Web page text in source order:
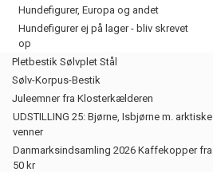
Hundefigurer, Europa og andet
Hundefigurer ej på lager - bliv skrevet
op
Pletbestik Sølvplet Stål
Sølv-Korpus-Bestik
Juleemner fra Klosterkælderen
UDSTILLING 25: Bjørne, Isbjørne m. arktiske
venner
Danmarksindsamling 2026 Kaffekopper fra
50 kr